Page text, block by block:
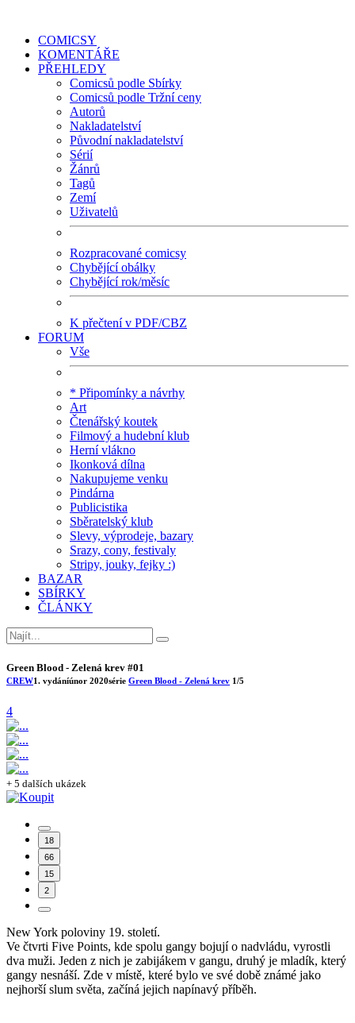
COMICSY
KOMENTÁŘE
PŘEHLEDY
Comicsů podle Sbírky
Comicsů podle Tržní ceny
Autorů
Nakladatelství
Původní nakladatelství
Sérií
Žánrů
Tagů
Zemí
Uživatelů
Rozpracované comicsy
Chybějící obálky
Chybějící rok/měsíc
K přečtení v PDF/CBZ
FORUM
Vše
* Připomínky a návrhy
Art
Čtenářský koutek
Filmový a hudební klub
Herní vlákno
Ikonková dílna
Nakupujeme venku
Pindárna
Publicistika
Sběratelský klub
Slevy, výprodeje, bazary
Srazy, cony, festivaly
Stripy, jouky, fejky :)
BAZAR
SBÍRKY
ČLÁNKY
Green Blood - Zelená krev #01
CREW1. vydáníúnor 2020série Green Blood - Zelená krev 1/5
4
+ 5 dalších ukázek
18
66
15
2
New York poloviny 19. století.
Ve čtvrti Five Points, kde spolu gangy bojují o nadvládu, vyrostli
dva muži. Jeden z nich je zabijákem v gangu, druhý je mladík, který
gangy nesnáší. Zde v místě, které bylo ve své době známé jako
nejhorší slum světa, začíná jejich napínavý příběh.